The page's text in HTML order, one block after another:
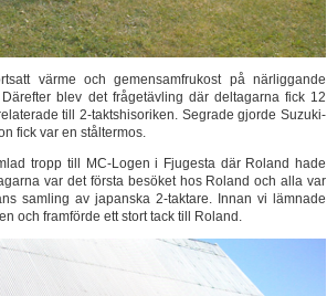
värme och gemensamfrukost på närliggande
blev det frågetävling där deltagarna fick 12
till 2-taktshisoriken. Segrade gjorde Suzuki-
fick var en ståltermos.
tropp till MC-Logen i Fjugesta där Roland hade
var det första besöket hos Roland och alla var
samling av japanska 2-taktare. Innan vi lämnade
och framförde ett stort tack till Roland.